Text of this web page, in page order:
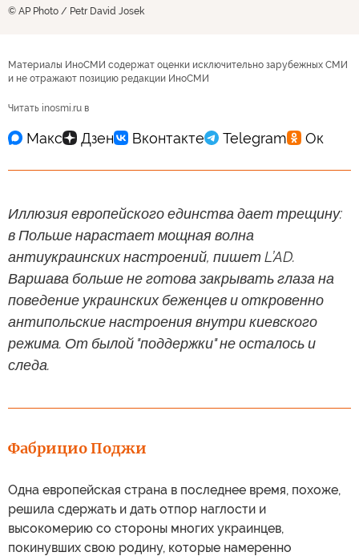
© AP Photo / Petr David Josek
Материалы ИноСМИ содержат оценки исключительно зарубежных СМИ
и не отражают позицию редакции ИноСМИ
Читать inosmi.ru в
Иллюзия европейского единства дает трещину:
в Польше нарастает мощная волна
антиукраинских настроений, пишет L’AD.
Варшава больше не готова закрывать глаза на
поведение украинских беженцев и откровенно
антипольские настроения внутри киевского
режима. От былой "поддержки" не осталось и
следа.
Фабрицио Поджи
Одна европейская страна в последнее время, похоже,
решила сдержать и дать отпор наглости и
высокомерию со стороны многих украинцев,
покинувших свою родину, которые намеренно